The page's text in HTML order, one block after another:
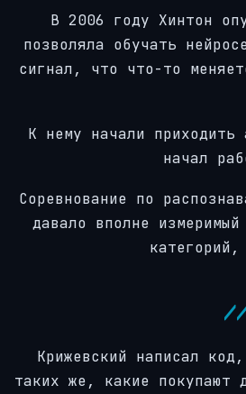
В 2006 году Хинтон
позволяла обучать
сигнал, что что-то
К нему начали
начал
Соревнование по
давало вполне
Крижевский написал
таких же, какие покупают